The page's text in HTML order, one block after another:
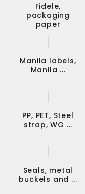
Fidele,
packaging
paper
Manila labels,
Manila ...
PP, PET, Steel
strap, WG ...
Seals, metal
buckels and ...